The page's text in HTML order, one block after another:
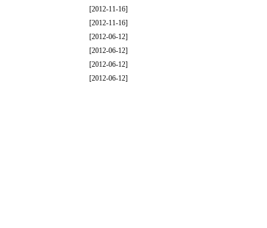
[2012-11-16]
[2012-11-16]
[2012-06-12]
[2012-06-12]
[2012-06-12]
[2012-06-12]